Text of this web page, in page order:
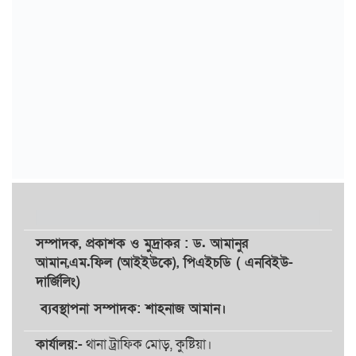
সম্পাদক, প্রকাশকওমুদ্রাকর: ড. আমানুর
আমান,এম.ফিল (আইইউকে), পিএইচডি ( এনবিইউ-
দার্জিলিং)
ব্যবস্থাপনা সম্পাদক: শাহনাজ আমান।
কার্যালয়:-থানা ট্রাফিক মোড়, কুষ্টিয়া।